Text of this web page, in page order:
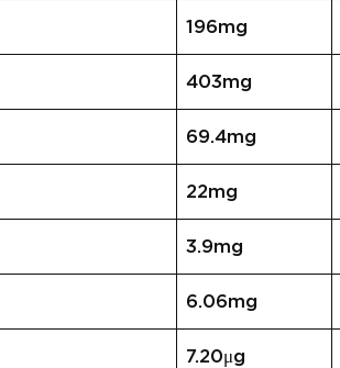
196mg
403mg
69.4mg
22mg
3.9mg
6.06mg
7.20μg